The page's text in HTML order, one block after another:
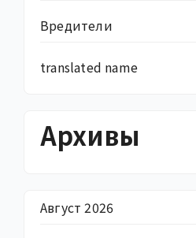
Вредители
translated name
Архивы
Август 2026